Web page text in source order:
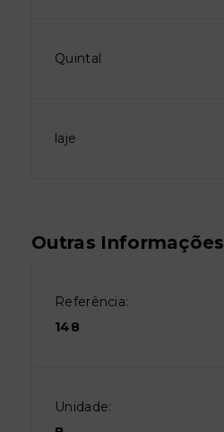
Quintal
laje
Outras Informações
Referência:
148
Unidade: